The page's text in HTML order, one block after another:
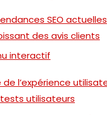
SEO actuelles
des avis clients
interactif
de l’expérience
utilisateurs